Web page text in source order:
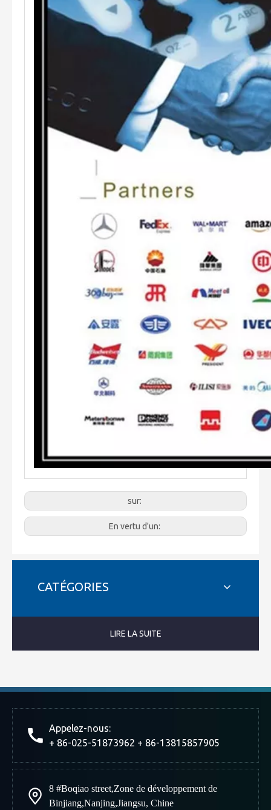
sur:
En vertu d'un:
CATÉGORIES
LIRE LA SUITE
Appelez-nous:
+ 86-025-51873962 + 86-13815857905
8 #Boqiao street,Zone de développement de
Binjiang,Nanjing,Jiangsu, Chine